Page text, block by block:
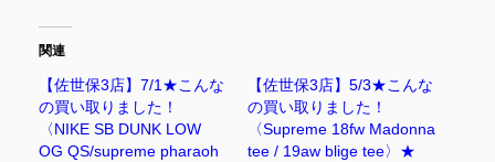
関連
【佐世保3店】7/1★こんな
の買い取りました！
〈NIKE SB DUNK LOW
OG QS/supreme pharaoh
【佐世保3店】5/3★こんな
の買い取りました！
〈Supreme 18fw Madonna
tee / 19aw blige tee〉★